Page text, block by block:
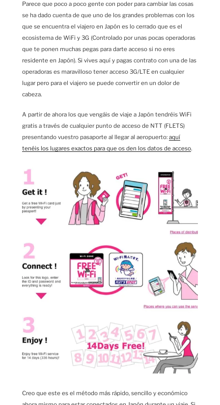
Parece que poco a poco gente con poder para cambiar las cosas
se ha dado cuenta de que uno de los grandes problemas con los
que se encuentra el viajero en Japón es lo cerrado que es el
ecosistema de WiFi y 3G (Controlado por unas pocas operadoras
que te ponen muchas pegas para darte acceso si no eres
residente en Japón). Si vives aquí y pagas contrato con una de las
operadoras es maravilloso tener acceso 3G/LTE en cualquier
lugar pero para el viajero se puede convertir en un dolor de
cabeza.
A partir de ahora los que vengáis de viaje a Japón tendréis WiFi
gratis a través de cualquier punto de acceso de NTT (FLETS)
presentando vuestro pasaporte al llegar al aeropuerto: aquí
tenéis los lugares exactos para que os den los datos de acceso.
Creo que este es el método más rápido, sencillo y económico